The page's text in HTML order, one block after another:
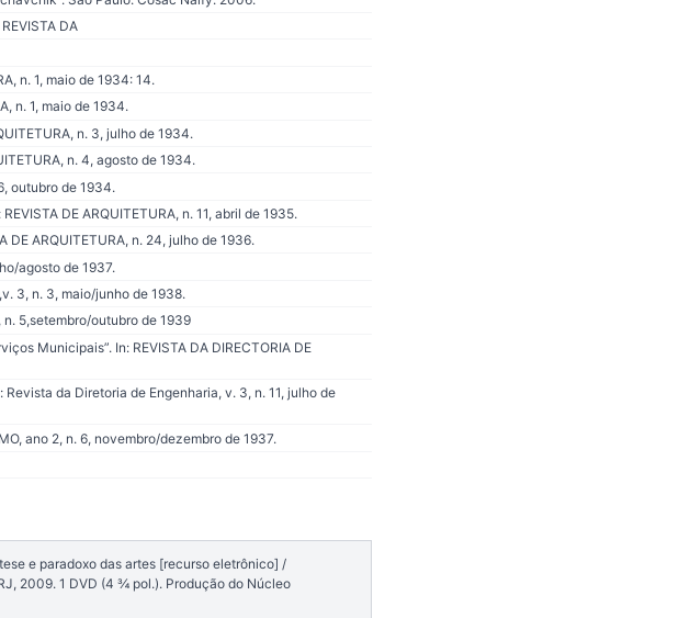
DA
n. 1, maio de 1934: 14.
n. 1, maio de 1934.
n. 3, julho de 1934.
n. 4, agosto de 1934.
outubro de 1934.
DE ARQUITETURA, n. 11, abril de 1935.
DE ARQUITETURA, n. 24, julho de 1936.
agosto de 1937.
3, n. 3, maio/junho de 1938.
n. 5,setembro/outubro de 1939
Municipais”. In: REVISTA DA DIRECTORIA DE
da Diretoria de Engenharia, v. 3, n. 11, julho de
ano 2, n. 6, novembro/dezembro de 1937.
e paradoxo das artes [recurso eletrônico] /
2009. 1 DVD (4 ¾ pol.). Produção do Núcleo